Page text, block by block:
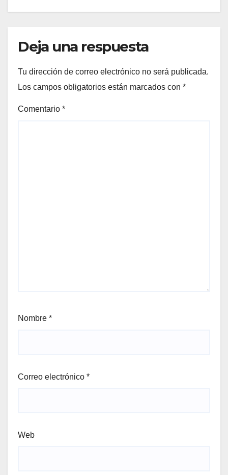
Deja una respuesta
Tu dirección de correo electrónico no será publicada.
Los campos obligatorios están marcados con *
Comentario *
Nombre *
Correo electrónico *
Web